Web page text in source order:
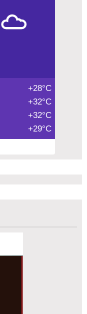
+28°C
+32°C
+32°C
+29°C